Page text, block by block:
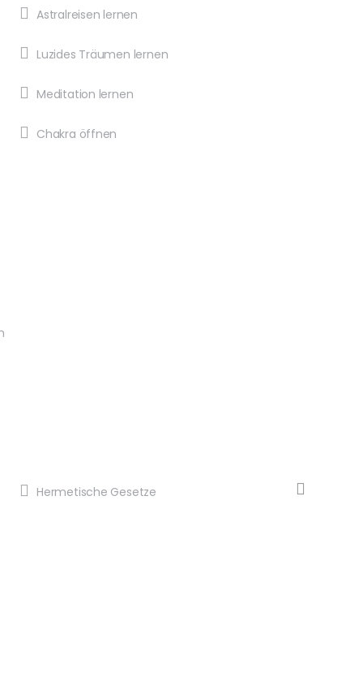
Astralreisen lernen
Luzides Träumen lernen
Meditation lernen
Chakra öffnen
Hermetische Gesetze